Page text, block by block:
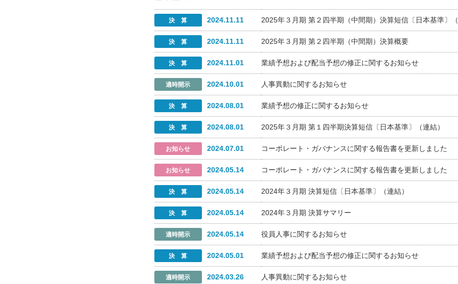
2024.11.11 2025年３月期 第２四半期（中間期）決算短信〔日本基準〕
2024.11.11 2025年３月期 第２四半期（中間期）決算概要
2024.11.01 業績予想および配当予想の修正に関するお知らせ
2024.10.01 人事異動に関するお知らせ
2024.08.01 業績予想の修正に関するお知らせ
2024.08.01 2025年３月期 第１四半期決算短信〔日本基準〕（連結）
2024.07.01 コーポレート・ガバナンスに関する報告書を更新しました
2024.05.14 コーポレート・ガバナンスに関する報告書を更新しました
2024.05.14 2024年３月期 決算短信〔日本基準〕（連結）
2024.05.14 2024年３月期 決算サマリー
2024.05.14 役員人事に関するお知らせ
2024.05.01 業績予想および配当予想の修正に関するお知らせ
2024.03.26 人事異動に関するお知らせ